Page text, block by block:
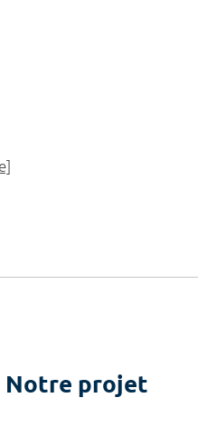
Notre projet